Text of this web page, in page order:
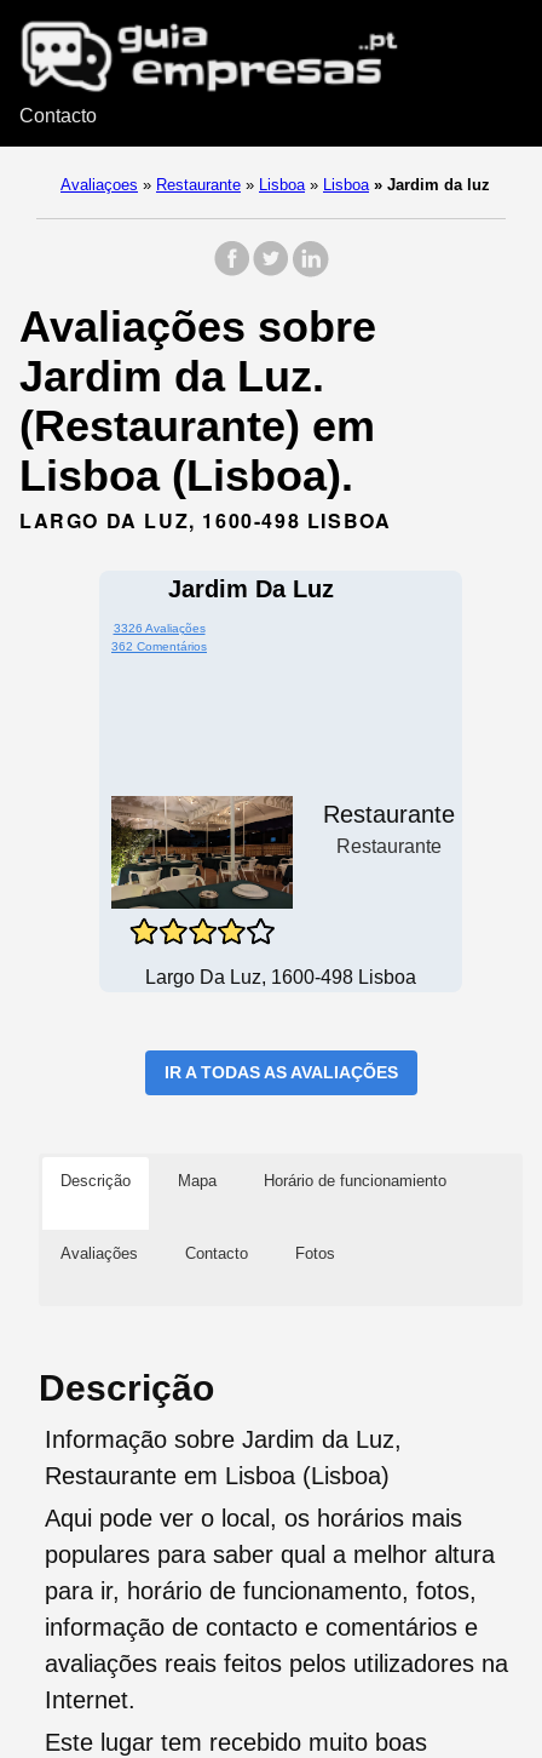
Contacto
Avaliaçoes » Restaurante » Lisboa » Lisboa » Jardim da luz
Avaliações sobre
Jardim da Luz.
(Restaurante) em
Lisboa (Lisboa).
LARGO DA LUZ, 1600-498 LISBOA
Jardim Da Luz
3326 Avaliações
362 Comentários
Restaurante
Restaurante
Largo Da Luz, 1600-498 Lisboa
IR A TODAS AS AVALIAÇÕES
Descrição Mapa Horário de funcionamiento
Avaliações Contacto Fotos
Descrição
Informação sobre Jardim da Luz,
Restaurante em Lisboa (Lisboa)
Aqui pode ver o local, os horários mais
populares para saber qual a melhor altura
para ir, horário de funcionamento, fotos,
informação de contacto e comentários e
avaliações reais feitos pelos utilizadores na
Internet.
Este lugar tem recebido muito boas